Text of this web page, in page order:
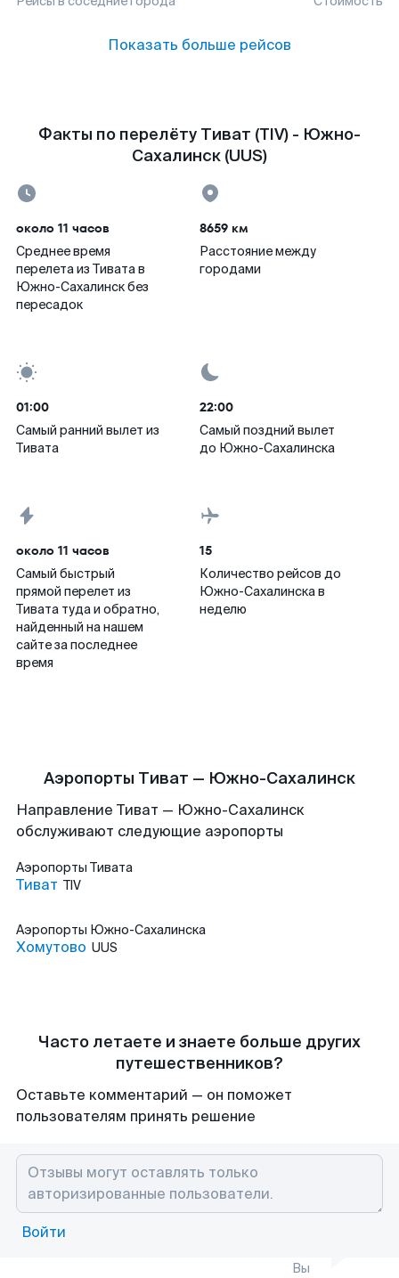
Показать больше рейсов
Факты по перелёту Тиват (TIV) - Южно-
Сахалинск (UUS)
около 11 часов
Среднее время
перелета из Тивата в
Южно-Сахалинск без
пересадок
8659 км
Расстояние между
городами
01:00
Самый ранний вылет из
Тивата
22:00
Самый поздний вылет
до Южно-Сахалинска
около 11 часов
Самый быстрый
прямой перелет из
Тивата туда и обратно,
найденный на нашем
сайте за последнее
время
15
Количество рейсов до
Южно-Сахалинска в
неделю
Аэропорты Тиват — Южно-Сахалинск
Направление Тиват — Южно-Сахалинск
обслуживают следующие аэропорты
Аэропорты Тивата
Тиват TIV
Аэропорты Южно-Сахалинска
Хомутово UUS
Часто летаете и знаете больше других
путешественников?
Оставьте комментарий — он поможет
пользователям принять решение
Войти
Вы